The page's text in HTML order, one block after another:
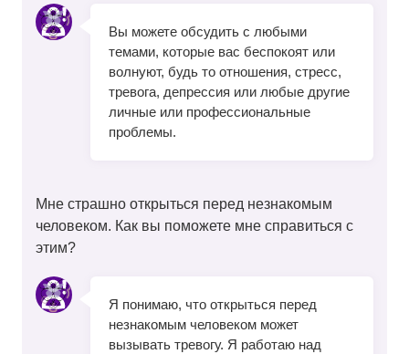
Вы можете обсудить с любыми
темами, которые вас беспокоят или
волнуют, будь то отношения, стресс,
тревога, депрессия или любые другие
личные или профессиональные
проблемы.
Мне страшно открыться перед незнакомым
человеком. Как вы поможете мне справиться с
этим?
Я понимаю, что открыться перед
незнакомым человеком может
вызывать тревогу. Я работаю над